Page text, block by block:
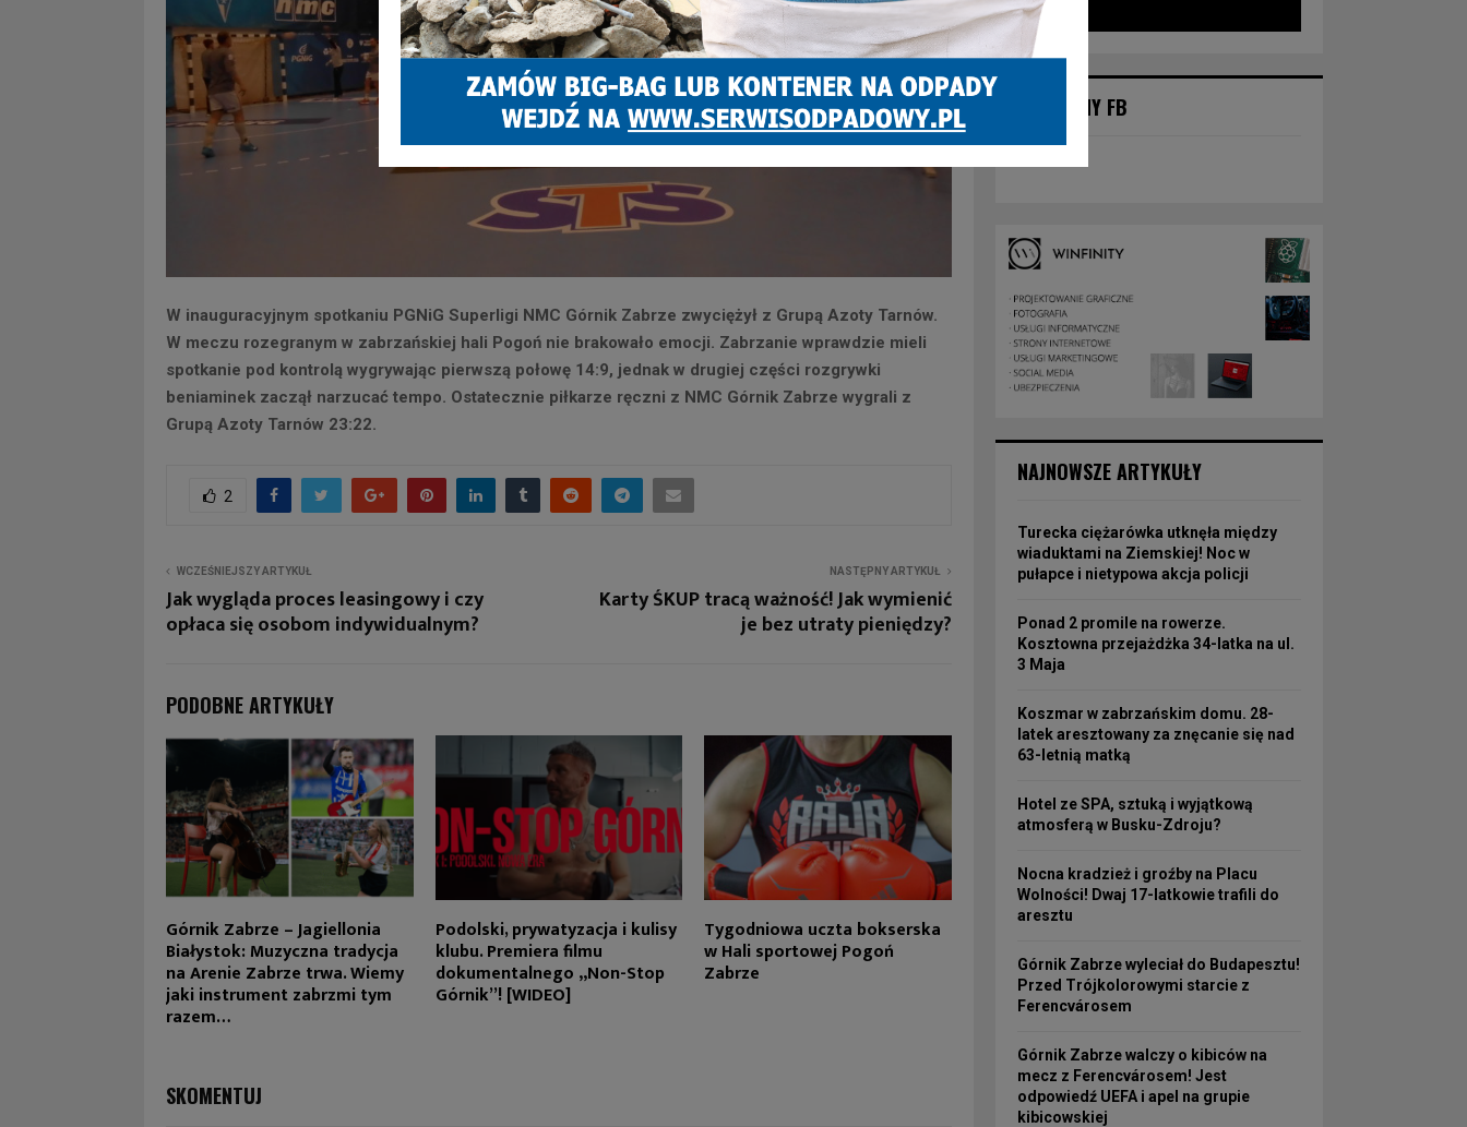
W inauguracyjnym spotkaniu PGNiG Superligi NMC Górnik Zabrze zwyciężył z Grupą Azoty Tarnów.
W meczu rozegranym w zabrzańskiej hali Pogoń nie brakowało emocji. Zabrzanie wprawdzie mieli
spotkanie pod kontrolą wygrywając pierwszą połowę 14:9, jednak w drugiej części rozgrywki
beniaminek zaczął narzucać tempo. Ostatecznie piłkarze ręczni z NMC Górnik Zabrze wygrali z
Grupą Azoty Tarnów 23:22.
2
WCZEŚNIEJSZY ARTYKUŁ
Jak wygląda proces leasingowy i czy
opłaca się osobom indywidualnym?
NASTĘPNY ARTYKUŁ
Karty ŚKUP tracą ważność! Jak wymienić
je bez utraty pieniędzy?
PODOBNE ARTYKUŁY
Górnik Zabrze – Jagiellonia
Białystok: Muzyczna tradycja
na Arenie Zabrze trwa. Wiemy
jaki instrument zabrzmi tym
razem…
Podolski, prywatyzacja i kulisy
klubu. Premiera filmu
dokumentalnego „Non-Stop
Górnik”! [WIDEO]
Tygodniowa uczta bokserska
w Hali sportowej Pogoń
Zabrze
SKOMENTUJ
POLECANY FB
NAJNOWSZE ARTYKUŁY
Turecka ciężarówka utknęła między
wiaduktami na Ziemskiej! Noc w
pułapce i nietypowa akcja policji
Ponad 2 promile na rowerze.
Kosztowna przejażdżka 34-latka na ul.
3 Maja
Koszmar w zabrzańskim domu. 28-
latek aresztowany za znęcanie się nad
63-letnią matką
Hotel ze SPA, sztuką i wyjątkową
atmosferą w Busku-Zdroju?
Nocna kradzież i groźby na Placu
Wolności! Dwaj 17-latkowie trafili do
aresztu
Górnik Zabrze wyleciał do Budapesztu!
Przed Trójkolorowymi starcie z
Ferencvárosem
Górnik Zabrze walczy o kibiców na
mecz z Ferencvárosem! Jest
odpowiedź UEFA i apel na grupie
kibicowskiej